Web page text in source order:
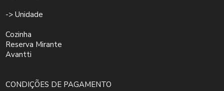
-> Unidade
Cozinha
Reserva Mirante
Avantti
CONDIÇÕES DE PAGAMENTO